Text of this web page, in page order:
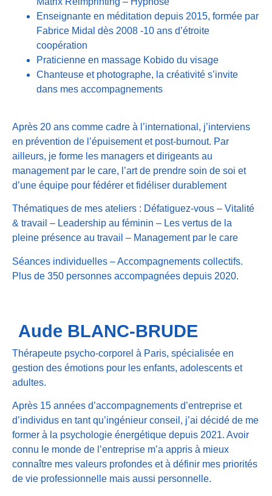
Enseignante en méditation depuis 2015, formée par
Fabrice Midal dès 2008 -10 ans d’étroite
coopération
Praticienne en massage Kobido du visage
Chanteuse et photographe, la créativité s’invite
dans mes accompagnements
Après 20 ans comme cadre à l’international, j’interviens
en prévention de l’épuisement et post-burnout. Par
ailleurs, je forme les managers et dirigeants au
management par le care, l’art de prendre soin de soi et
d’une équipe pour fédérer et fidéliser durablement
Thématiques de mes ateliers : Défatiguez-vous – Vitalité
& travail – Leadership au féminin – Les vertus de la
pleine présence au travail – Management par le care
Séances individuelles – Accompagnements collectifs.
Plus de 350 personnes accompagnées depuis 2020.
Aude BLANC-BRUDE
Thérapeute psycho-corporel à Paris, spécialisée en
gestion des émotions pour les enfants, adolescents et
adultes.
Après 15 années d’accompagnements d’entreprise et
d’individus en tant qu’ingénieur conseil, j’ai décidé de me
former à la psychologie énergétique depuis 2021. Avoir
connu le monde de l’entreprise m’a appris à mieux
connaître mes valeurs profondes et à définir mes priorités
de vie professionnelle mais aussi personnelle.